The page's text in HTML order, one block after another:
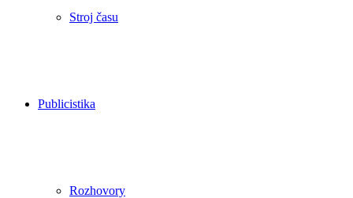
Stroj času
Publicistika
Rozhovory